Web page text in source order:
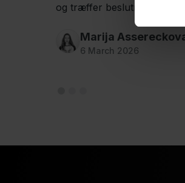
og træffer beslutninger,
er på vejen, takket være
flådekameraer.
Marija
6 March 2026